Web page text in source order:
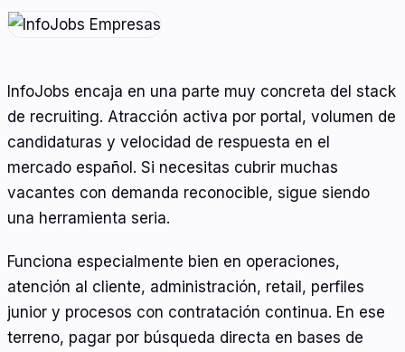
InfoJobs encaja en una parte muy concreta del stack
de recruiting. Atracción activa por portal, volumen de
candidaturas y velocidad de respuesta en el
mercado español. Si necesitas cubrir muchas
vacantes con demanda reconocible, sigue siendo
una herramienta seria.
Funciona especialmente bien en operaciones,
atención al cliente, administración, retail, perfiles
junior y procesos con contratación continua. En ese
terreno, pagar por búsqueda directa en bases de